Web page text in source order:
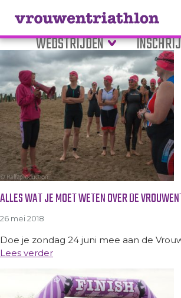
WEDSTRIJDEN
Tag Archive:
ALLES WAT JE MOET WETEN OVER DE
26 mei 2018
Doe je zondag 24 juni mee aan de
Lees verder